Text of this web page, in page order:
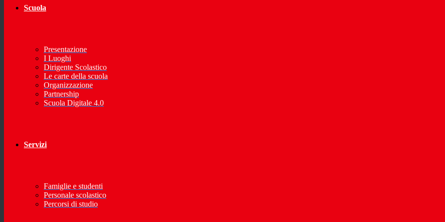
Scuola
Presentazione
I Luoghi
Dirigente Scolastico
Le carte della scuola
Organizzazione
Partnership
Scuola Digitale 4.0
Servizi
Famiglie e studenti
Personale scolastico
Percorsi di studio